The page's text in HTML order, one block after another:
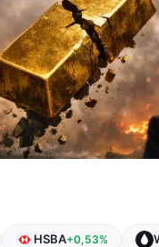
HSBA+0,53%